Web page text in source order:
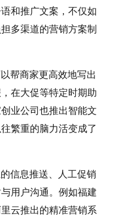
和推广文案，不仅如
多渠道的营销方案制
帮商家更高效地写出
在大促等特定时期助
业公司也推出智能文
繁重的脑力活变成了
信息推送、人工促销
用户沟通。例如福建
云推出的精准营销系